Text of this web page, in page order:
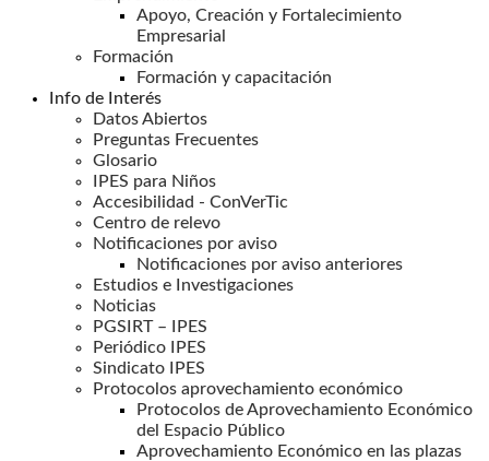
Apoyo, Creación y Fortalecimiento
Empresarial
Formación
Formación y capacitación
Info de Interés
Datos Abiertos
Preguntas Frecuentes
Glosario
IPES para Niños
Accesibilidad - ConVerTic
Centro de relevo
Notificaciones por aviso
Notificaciones por aviso anteriores
Estudios e Investigaciones
Noticias
PGSIRT – IPES
Periódico IPES
Sindicato IPES
Protocolos aprovechamiento económico
Protocolos de Aprovechamiento Económico
del Espacio Público
Aprovechamiento Económico en las plazas